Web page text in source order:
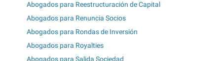
Abogados para Reestructuración de Capital
Abogados para Renuncia Socios
Abogados para Rondas de Inversión
Abogados para Royalties
Abogados para Salida Sociedad